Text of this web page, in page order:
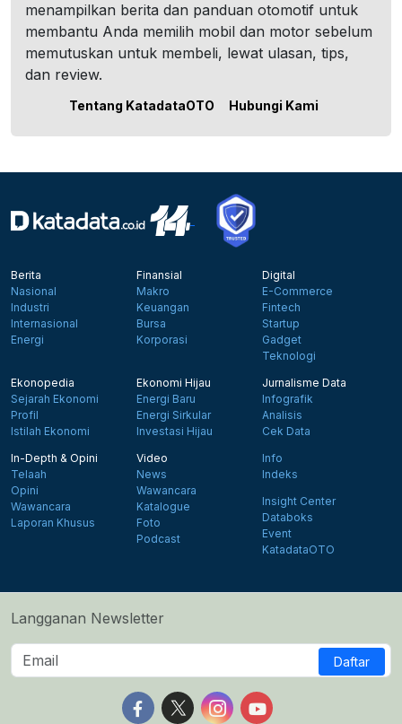
menampilkan berita dan panduan otomotif untuk
membantu Anda memilih mobil dan motor sebelum
memutuskan untuk membeli, lewat ulasan, tips,
dan review.
Tentang KatadataOTO Hubungi Kami
Berita
Nasional
Industri
Internasional
Energi
Finansial
Makro
Keuangan
Bursa
Korporasi
Digital
E-Commerce
Fintech
Startup
Gadget
Teknologi
Ekonopedia
Sejarah Ekonomi
Profil
Istilah Ekonomi
Ekonomi Hijau
Energi Baru
Energi Sirkular
Investasi Hijau
Jurnalisme Data
Infografik
Analisis
Cek Data
In-Depth & Opini
Telaah
Opini
Wawancara
Laporan Khusus
Video
News
Wawancara
Katalogue
Foto
Podcast
Info
Indeks
Insight Center
Databoks
Event
KatadataOTO
Langganan Newsletter
Daftar
Follow us on Facebook
Follow us on X
Follow us on Instagram
Follow us on